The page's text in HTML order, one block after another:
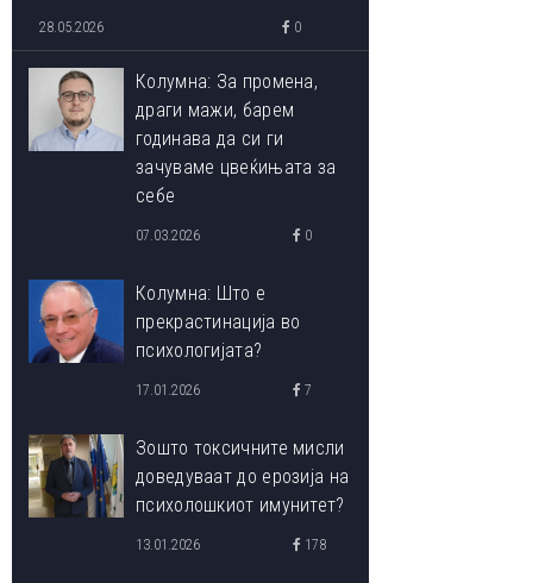
сопствениот ум
28.05.2026 0
Колумна: За промена,
драги мажи, барем
годинава да си ги
зачуваме цвеќињата за
себе
07.03.2026 0
Колумна: Што е
прекрастинација во
психологијата?
17.01.2026 7
Зошто токсичните мисли
доведуваат до ерозија на
психолошкиот имунитет?
13.01.2026 178